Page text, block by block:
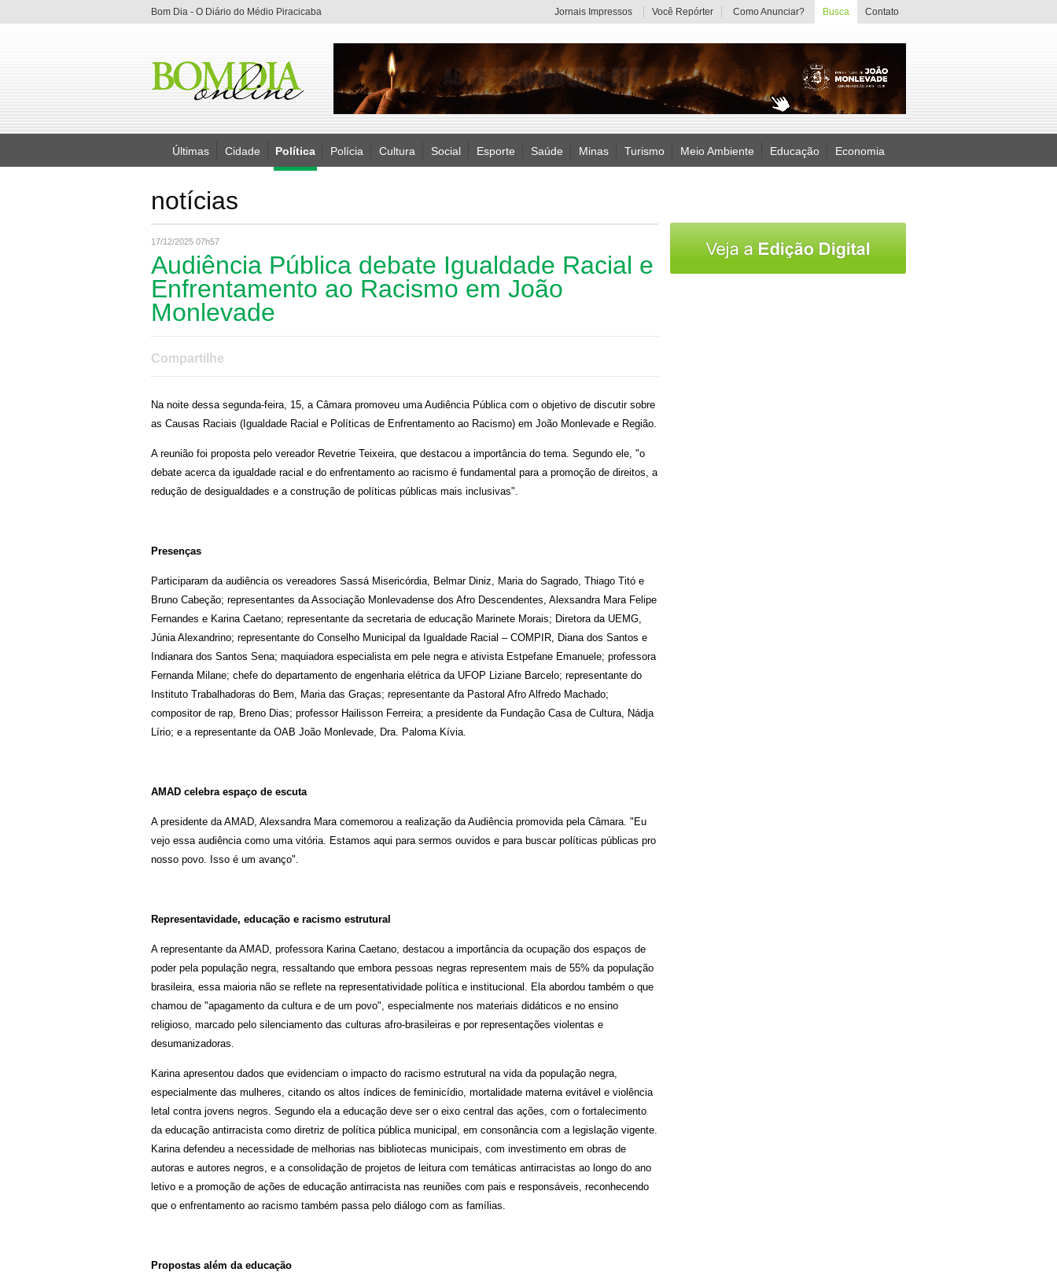
Bom Dia - O Diário do Médio Piracicaba Jornais Impressos Você Repórter Como Anunciar? Busca Contato
Últimas Cidade Política Polícia Cultura Social Esporte Saúde Minas Turismo Meio Ambiente Educação Economia
notícias
17/12/2025 07h57
Audiência Pública debate Igualdade Racial e
Enfrentamento ao Racismo em João
Monlevade
Compartilhe
Na noite dessa segunda-feira, 15, a Câmara promoveu uma Audiência Pública com o objetivo de discutir sobre
as Causas Raciais (Igualdade Racial e Políticas de Enfrentamento ao Racismo) em João Monlevade e Região.
A reunião foi proposta pelo vereador Revetrie Teixeira, que destacou a importância do tema. Segundo ele, "o
debate acerca da igualdade racial e do enfrentamento ao racismo é fundamental para a promoção de direitos, a
redução de desigualdades e a construção de políticas públicas mais inclusivas".
Presenças
Participaram da audiência os vereadores Sassá Misericórdia, Belmar Diniz, Maria do Sagrado, Thiago Titó e
Bruno Cabeção; representantes da Associação Monlevadense dos Afro Descendentes, Alexsandra Mara Felipe
Fernandes e Karina Caetano; representante da secretaria de educação Marinete Morais; Diretora da UEMG,
Júnia Alexandrino; representante do Conselho Municipal da Igualdade Racial – COMPIR, Diana dos Santos e
Indianara dos Santos Sena; maquiadora especialista em pele negra e ativista Estpefane Emanuele; professora
Fernanda Milane; chefe do departamento de engenharia elétrica da UFOP Liziane Barcelo; representante do
Instituto Trabalhadoras do Bem, Maria das Graças; representante da Pastoral Afro Alfredo Machado;
compositor de rap, Breno Dias; professor Hailisson Ferreira; a presidente da Fundação Casa de Cultura, Nádja
Lírio; e a representante da OAB João Monlevade, Dra. Paloma Kívia.
AMAD celebra espaço de escuta
A presidente da AMAD, Alexsandra Mara comemorou a realização da Audiência promovida pela Câmara. "Eu
vejo essa audiência como uma vitória. Estamos aqui para sermos ouvidos e para buscar políticas públicas pro
nosso povo. Isso é um avanço".
Representavidade, educação e racismo estrutural
A representante da AMAD, professora Karina Caetano, destacou a importância da ocupação dos espaços de
poder pela população negra, ressaltando que embora pessoas negras representem mais de 55% da população
brasileira, essa maioria não se reflete na representatividade política e institucional. Ela abordou também o que
chamou de "apagamento da cultura e de um povo", especialmente nos materiais didáticos e no ensino
religioso, marcado pelo silenciamento das culturas afro-brasileiras e por representações violentas e
desumanizadoras.
Karina apresentou dados que evidenciam o impacto do racismo estrutural na vida da população negra,
especialmente das mulheres, citando os altos índices de feminicídio, mortalidade materna evitável e violência
letal contra jovens negros. Segundo ela a educação deve ser o eixo central das ações, com o fortalecimento
da educação antirracista como diretriz de política pública municipal, em consonância com a legislação vigente.
Karina defendeu a necessidade de melhorias nas bibliotecas municipais, com investimento em obras de
autoras e autores negros, e a consolidação de projetos de leitura com temáticas antirracistas ao longo do ano
letivo e a promoção de ações de educação antirracista nas reuniões com pais e responsáveis, reconhecendo
que o enfrentamento ao racismo também passa pelo diálogo com as famílias.
Propostas além da educação